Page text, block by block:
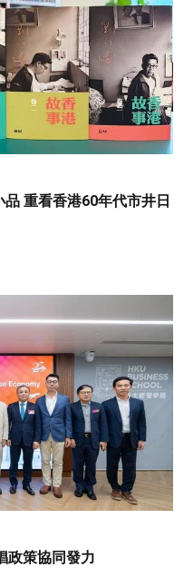
重看香港60年代市井日
政策協同發力